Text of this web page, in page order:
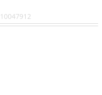
10047912